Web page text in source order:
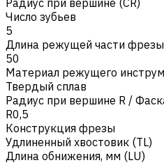
Число зубьев
5
Длина режущей части
50
Материал режущего
Твердый сплав
Радиус при вершине R /
R0,5
Конструкция фрезы
Удлиненный хвостовик (TL)
Длина обнижения, мм (LU)